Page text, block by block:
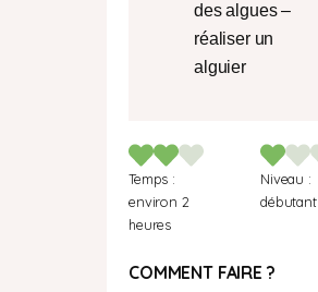
des algues –
réaliser un
alguier
Temps :
environ 2
heures
Niveau :
débutant
COMMENT FAIRE ?